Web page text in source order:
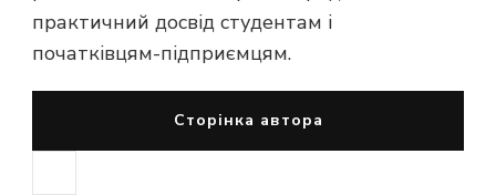
практичний досвід студентам і
початківцям-підприємцям.
Сторінка автора